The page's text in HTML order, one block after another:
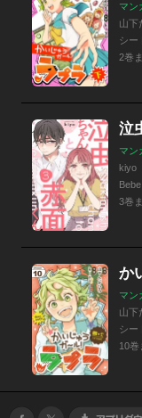
マン
山下
シー
2巻
泣
マン
kiyo
Bebe
3巻
か
マン
山下
シー
10巻